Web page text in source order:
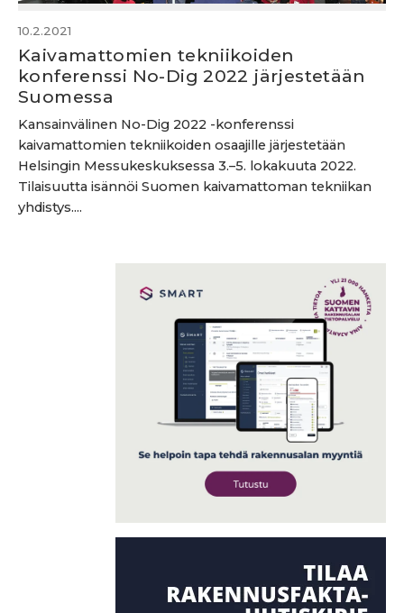
10.2.2021
Kaivamattomien tekniikoiden
konferenssi No-Dig 2022 järjestetään
Suomessa
Kansainvälinen No-Dig 2022 -konferenssi
kaivamattomien tekniikoiden osaajille järjestetään
Helsingin Messukeskuksessa 3.–5. lokakuuta 2022.
Tilaisuutta isännöi Suomen kaivamattoman tekniikan
yhdistys....